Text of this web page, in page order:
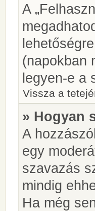
A
(napokban
legyen-e a
Vissza a
» Hogyan
A
egy
szavazás
mindig
Ha még